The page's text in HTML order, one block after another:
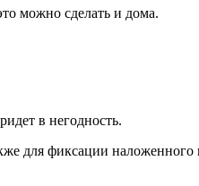
можно сделать и дома.
в негодность.
для фиксации